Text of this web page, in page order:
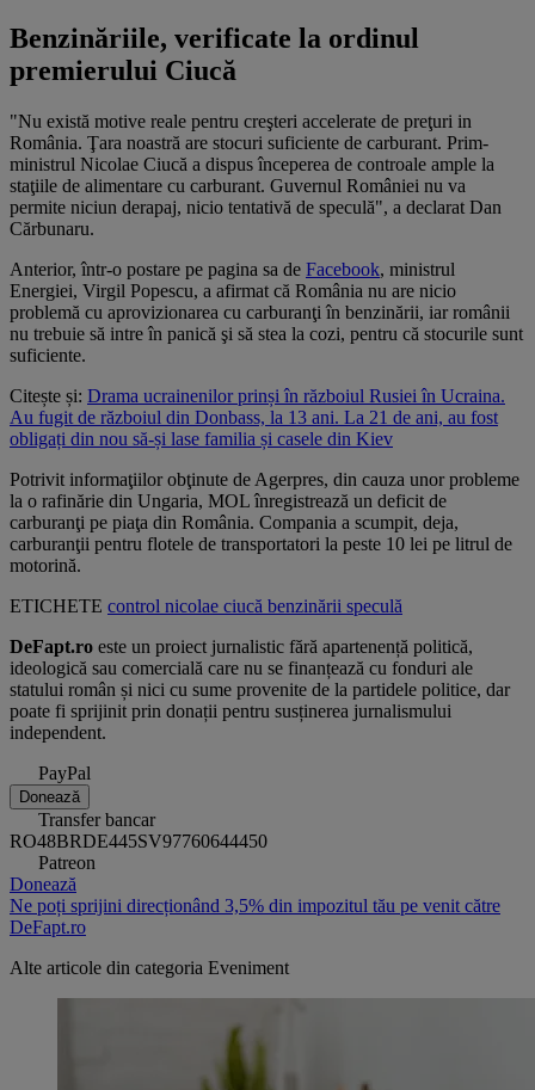
Benzinăriile, verificate la ordinul
premierului Ciucă
"Nu există motive reale pentru creşteri accelerate de preţuri in
România. Ţara noastră are stocuri suficiente de carburant. Prim-
ministrul Nicolae Ciucă a dispus începerea de controale ample la
staţiile de alimentare cu carburant. Guvernul României nu va
permite niciun derapaj, nicio tentativă de speculă", a declarat Dan
Cărbunaru.
Anterior, într-o postare pe pagina sa de Facebook, ministrul
Energiei, Virgil Popescu, a afirmat că România nu are nicio
problemă cu aprovizionarea cu carburanţi în benzinării, iar românii
nu trebuie să intre în panică şi să stea la cozi, pentru că stocurile sunt
suficiente.
Citește și: Drama ucrainenilor prinși în războiul Rusiei în Ucraina.
Au fugit de războiul din Donbass, la 13 ani. La 21 de ani, au fost
obligați din nou să-și lase familia și casele din Kiev
Potrivit informaţiilor obţinute de Agerpres, din cauza unor probleme
la o rafinărie din Ungaria, MOL înregistrează un deficit de
carburanţi pe piaţa din România. Compania a scumpit, deja,
carburanţii pentru flotele de transportatori la peste 10 lei pe litrul de
motorină.
ETICHETE control nicolae ciucă benzinării speculă
DeFapt.ro este un proiect jurnalistic fără apartenență politică,
ideologică sau comercială care nu se finanțează cu fonduri ale
statului român și nici cu sume provenite de la partidele politice, dar
poate fi sprijinit prin donații pentru susținerea jurnalismului
independent.
PayPal
Donează
Transfer bancar
RO48BRDE445SV97760644450
Patreon
Donează
Ne poți sprijini direcționând 3,5% din impozitul tău pe venit către
DeFapt.ro
Alte articole din categoria Eveniment